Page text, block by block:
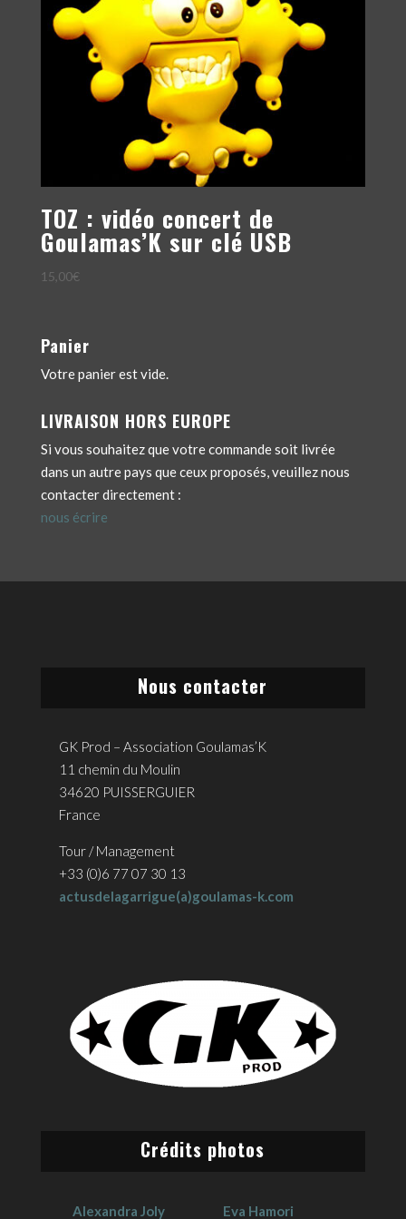
TOZ : vidéo concert de
Goulamas’K sur clé USB
15,00€
Panier
Votre panier est vide.
LIVRAISON HORS EUROPE
Si vous souhaitez que votre commande soit livrée
dans un autre pays que ceux proposés, veuillez nous
contacter directement :
nous écrire
Nous contacter
GK Prod – Association Goulamas’K
11 chemin du Moulin
34620 PUISSERGUIER
France
Tour / Management
+33 (0)6 77 07 30 13
actusdelagarrigue(a)goulamas-k.com
Crédits photos
Alexandra Joly Eva Hamori